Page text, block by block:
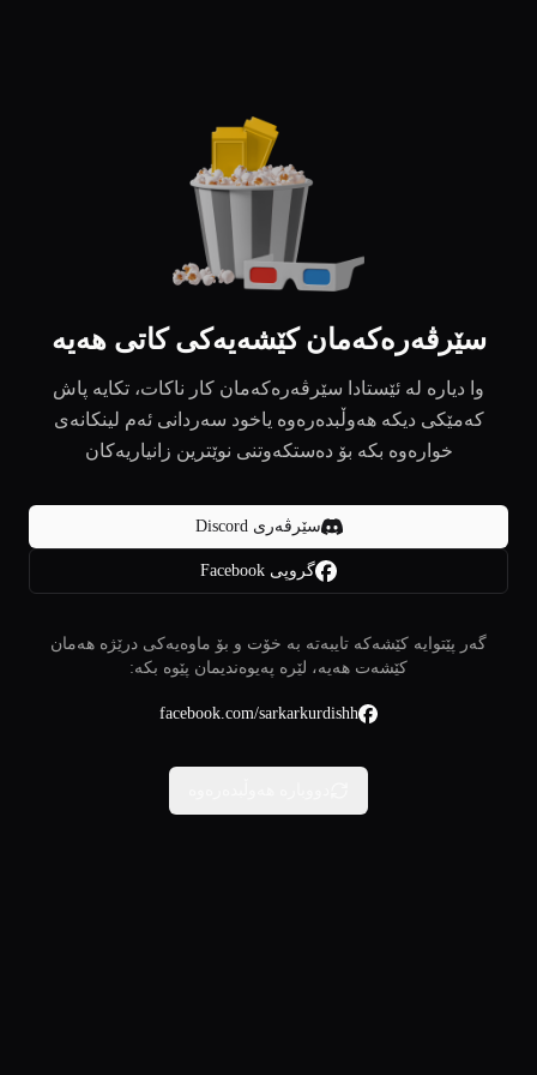
سێرڤەرەکەمان کێشەیەکی کاتی هەیە
وا دیارە لە ئێستادا سێرڤەرەکەمان کار ناکات، تکایە پاش
کەمێکی دیکە هەوڵبدەرەوە یاخود سەردانی ئەم لینکانەی
خوارەوە بکە بۆ دەستکەوتنی نوێترین زانیاریەکان
سێرڤەری Discord
گروپی Facebook
گەر پێتوایە کێشەکە تایبەتە بە خۆت و بۆ ماوەیەکی درێژە هەمان
کێشەت هەیە، لێرە پەیوەندیمان پێوە بکە:
facebook.com/sarkarkurdishh